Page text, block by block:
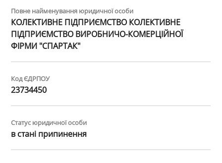
Повне найменування юридичної особи
КОЛЕКТИВНЕ ПІДПРИЄМСТВО КОЛЕКТИВНЕ
ПІДПРИЄМСТВО ВИРОБНИЧО-КОМЕРЦІЙНОЇ
ФІРМИ "СПАРТАК"
Код ЄДРПОУ
23734450
Статус юридичної особи
в стані припинення